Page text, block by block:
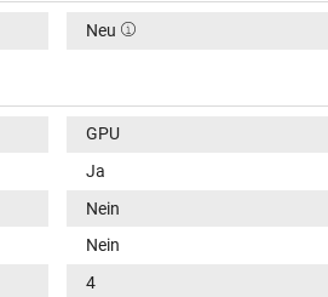
Neu
GPU
Ja
Nein
Nein
4